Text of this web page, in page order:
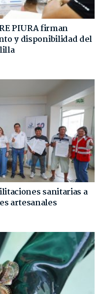
PIURA firman
y disponibilidad del
sanitarias a
artesanales